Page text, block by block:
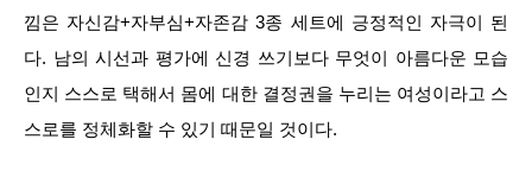
낌은 자신감+자부심+자존감 3종 세트에 긍정적인 자극이 된
다. 남의 시선과 평가에 신경 쓰기보다 무엇이 아름다운 모습
인지 스스로 택해서 몸에 대한 결정권을 누리는 여성이라고 스
스로를 정체화할 수 있기 때문일 것이다.